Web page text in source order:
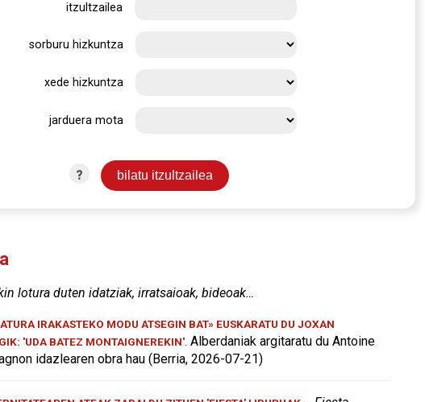
itzultzailea
sorburu hizkuntza
xede hizkuntza
jarduera mota
?
lotura duten idatziak, irratsaioak, bideoak…
IRAKASTEKO MODU ATSEGIN BAT» EUSKARATU DU JOXAN
'UDA BATEZ MONTAIGNEREKIN'. Alberdaniak argitaratu du Antoine
idazlearen obra hau (Berria, 2026-07-21)